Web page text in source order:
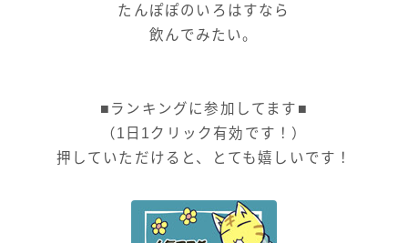
たんぽぽのいろはすなら
飲んでみたい。
■ランキングに参加してます■
（1日1クリック有効です！）
押していただけると、とても嬉しいです！